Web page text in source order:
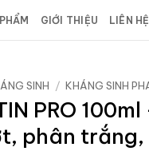
GIỚI THIỆU LIÊN HỆ
SINH / KHÁNG SINH
PRO
phân trắng,